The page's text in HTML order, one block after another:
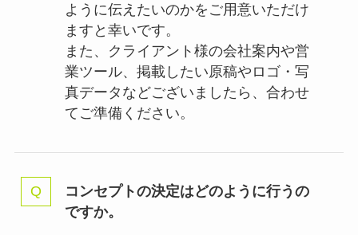
ように伝えたいのかをご用意いただけ
ますと幸いです。
また、クライアント様の会社案内や営
業ツール、掲載したい原稿やロゴ・写
真データなどございましたら、合わせ
てご準備ください。
コンセプトの決定はどのように行うの
ですか。